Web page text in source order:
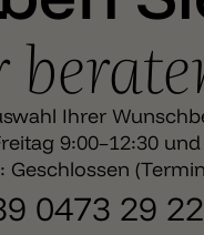
Ihrer
9:00–12:30
Geschlossen
0473 29